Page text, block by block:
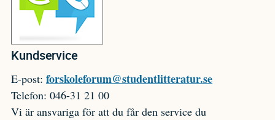
Kundservice
E-post: forskoleforum@studentlitteratur.se
Telefon: 046-31 21 00
Vi är ansvariga för att du får den service du